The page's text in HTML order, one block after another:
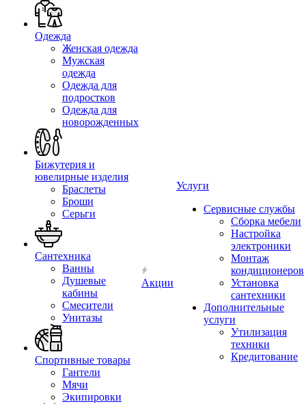
Одежда
Женская одежда
Мужская
одежда
Одежда для
подростков
Одежда для
новорожденных
Бижутерия и
ювелирные изделия
Браслеты
Броши
Серьги
Сантехника
Ванны
Душевые
кабины
Смесители
Унитазы
Спортивные товары
Гантели
Мячи
Экипировки
Акции
Услуги
Сервисные службы
Сборка мебели
Настройка
электроники
Монтаж
кондиционеров
Установка
сантехники
Дополнительные
услуги
Утилизация
техники
Кредитование